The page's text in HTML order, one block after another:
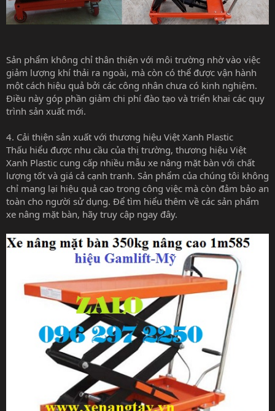
Sản phẩm không chỉ thân thiện với môi trường nhờ vào việc
giảm lượng khí thải ra ngoài, mà còn có thể được vận hành
một cách hiệu quả bởi các công nhân chưa có kinh nghiệm.
Điều này góp phần giảm chi phí đào tạo và triển khai các quy
trình sản xuất mới.
4. Cải thiện sản xuất với thương hiệu Việt Xanh Plastic
Thấu hiểu được nhu cầu của thị trường, thương hiệu Việt
Xanh Plastic cung cấp nhiều mẫu xe nâng mặt bàn với chất
lượng tốt và giá cả cạnh tranh. Sản phẩm của chúng tôi không
chỉ mang lại hiệu quả cao trong công việc mà còn đảm bảo an
toàn cho người sử dụng. Để tìm hiểu thêm về các sản phẩm
xe nâng mặt bàn, hãy truy cập ngay đây.